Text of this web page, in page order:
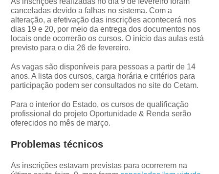
canceladas devido a falhas no sistema. Com a
alteração, a efetivação das inscrições acontecerá nos
dias 19 e 20, por meio da entrega dos documentos nos
locais onde ocorrerão os cursos. O início das aulas está
previsto para o dia 26 de fevereiro.
As vagas são disponíveis para pessoas a partir de 14
anos. A lista dos cursos, carga horária e critérios para
participação podem ser consultados no site do Cetam.
Para o interior do Estado, os cursos de qualificação
profissional do projeto Oportunidade & Renda serão
oferecidos no mês de março.
Problemas técnicos
As inscrições estavam previstas para ocorrerem na